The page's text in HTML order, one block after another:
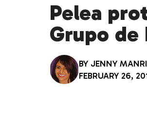
Pelea
Grupo de
BY JENNY
FEBRUARY 26,